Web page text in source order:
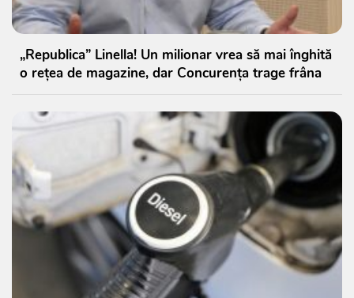
„Republica” Linella! Un milionar vrea să mai înghită
o rețea de magazine, dar Concurența trage frâna